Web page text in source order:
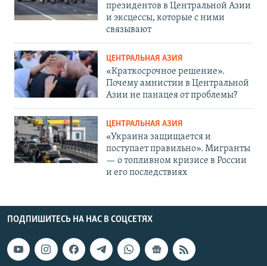
президентов в Центральной Азии
и эксцессы, которые с ними
связывают
ЦЕНТРАЛЬНАЯ АЗИЯ
«Краткосрочное решение».
Почему амнистии в Центральной
Азии не панацея от проблемы?
ЦЕНТРАЛЬНАЯ АЗИЯ
«Украина защищается и
поступает правильно». Мигранты
— о топливном кризисе в России
и его последствиях
ПОДПИШИТЕСЬ НА НАС В СОЦСЕТЯХ